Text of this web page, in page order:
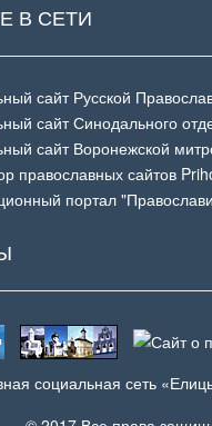
В СЕТИ
сайт Русской
сайт Синодального
сайт Воронежской
православных сайтов
портал